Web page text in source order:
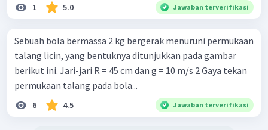
1 5.0 Jawaban terverifikasi
Sebuah bola bermassa 2 kg bergerak menuruni permukaan
talang licin, yang bentuknya ditunjukkan pada gambar
berikut ini. Jari-jari R = 45 cm dan g = 10 m/s 2 Gaya tekan
permukaan talang pada bola...
6 4.5 Jawaban terverifikasi